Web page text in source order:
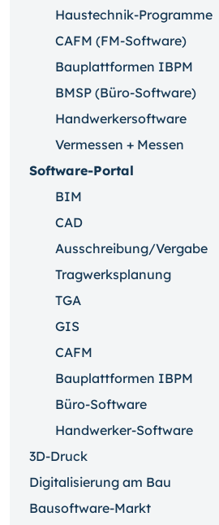
Haustechnik-Programme
CAFM (FM-Software)
Bauplattformen IBPM
BMSP (Büro-Software)
Handwerkersoftware
Vermessen + Messen
Software-Portal
BIM
CAD
Ausschreibung/Vergabe
Tragwerksplanung
TGA
GIS
CAFM
Bauplattformen IBPM
Büro-Software
Handwerker-Software
3D-Druck
Digitalisierung am Bau
Bausoftware-Markt